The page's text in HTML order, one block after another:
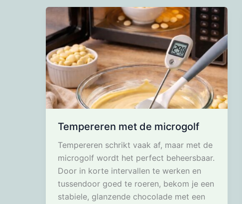
Tempereren met de microgolf
Tempereren schrikt vaak af, maar met de
microgolf wordt het perfect beheersbaar.
Door in korte intervallen te werken en
tussendoor goed te roeren, bekom je een
stabiele, glanzende chocolade met een